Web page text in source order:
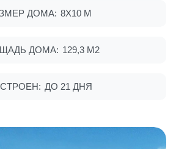
ДОМА: 8Х10 М
ДОМА: 129,3 М2
ДО 21 ДНЯ